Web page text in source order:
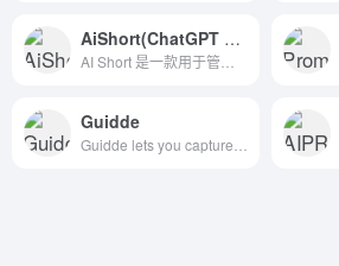
AiShort(ChatGPT Shortcut)
Guidde